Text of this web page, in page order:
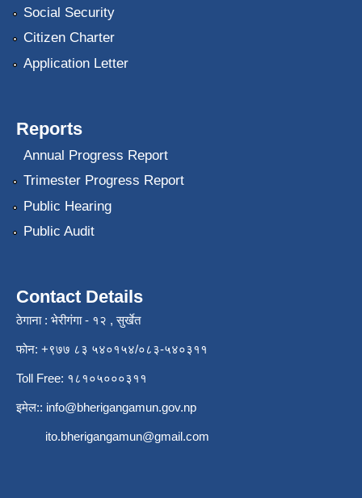
Social Security
Citizen Charter
Application Letter
Reports
Annual Progress Report
Trimester Progress Report
Public Hearing
Public Audit
Contact Details
ठेगाना : भेरीगंगा - १२ , सुर्खेत
फोन: +९७७ ८३ ५४०१५४/०८३-५४०३११
Toll Free: १८१०५०००३११
इमेल:: info@bherigangamun.gov.np
ito.bherigangamun@gmail.com